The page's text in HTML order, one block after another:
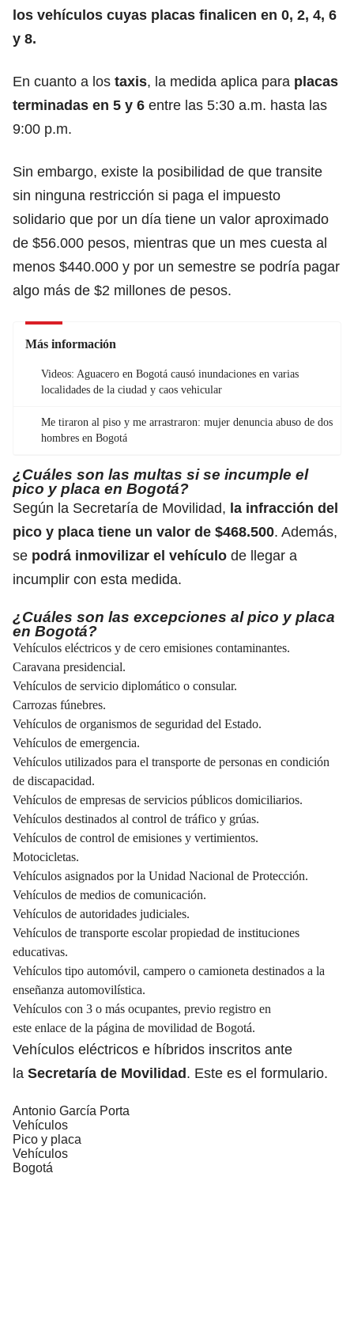
los vehículos cuyas placas finalicen en 0, 2, 4, 6
y 8.
En cuanto a los taxis, la medida aplica para placas
terminadas en 5 y 6 entre las 5:30 a.m. hasta las
9:00 p.m.
Sin embargo, existe la posibilidad de que transite
sin ninguna restricción si paga el impuesto
solidario que por un día tiene un valor aproximado
de $56.000 pesos, mientras que un mes cuesta al
menos $440.000 y por un semestre se podría pagar
algo más de $2 millones de pesos.
Más información
Videos: Aguacero en Bogotá causó inundaciones en varias
localidades de la ciudad y caos vehicular
Me tiraron al piso y me arrastraron: mujer denuncia abuso de dos
hombres en Bogotá
¿Cuáles son las multas si se incumple el
pico y placa en Bogotá?
Según la Secretaría de Movilidad, la infracción del
pico y placa tiene un valor de $468.500. Además,
se podrá inmovilizar el vehículo de llegar a
incumplir con esta medida.
¿Cuáles son las excepciones al pico y placa
en Bogotá?
Vehículos eléctricos y de cero emisiones contaminantes.
Caravana presidencial.
Vehículos de servicio diplomático o consular.
Carrozas fúnebres.
Vehículos de organismos de seguridad del Estado.
Vehículos de emergencia.
Vehículos utilizados para el transporte de personas en condición
de discapacidad.
Vehículos de empresas de servicios públicos domiciliarios.
Vehículos destinados al control de tráfico y grúas.
Vehículos de control de emisiones y vertimientos.
Motocicletas.
Vehículos asignados por la Unidad Nacional de Protección.
Vehículos de medios de comunicación.
Vehículos de autoridades judiciales.
Vehículos de transporte escolar propiedad de instituciones
educativas.
Vehículos tipo automóvil, campero o camioneta destinados a la
enseñanza automovilística.
Vehículos con 3 o más ocupantes, previo registro en
este enlace de la página de movilidad de Bogotá.
Vehículos eléctricos e híbridos inscritos ante
la Secretaría de Movilidad. Este es el formulario.
Antonio García Porta
Vehículos
Pico y placa
Vehículos
Bogotá